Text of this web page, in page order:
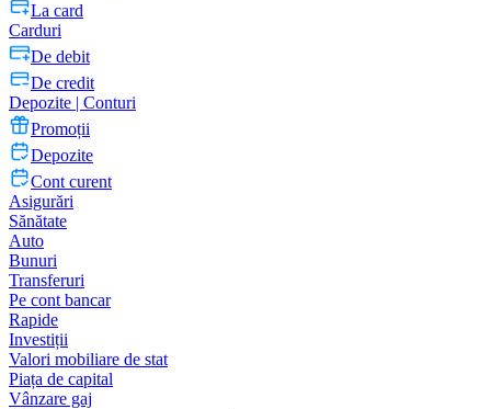
La card
Carduri
De debit
De credit
Depozite | Conturi
Promoții
Depozite
Cont curent
Asigurări
Sănătate
Auto
Bunuri
Transferuri
Pe cont bancar
Rapide
Investiții
Valori mobiliare de stat
Piața de capital
Vânzare gaj